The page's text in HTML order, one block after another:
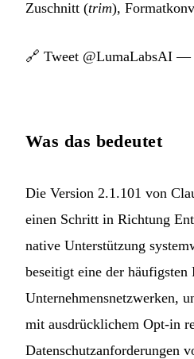
Zuschnitt (trim),
🔗 Tweet @LumaLabsAI —
Was das bedeutet
Die Version 2.1.101 von
einen Schritt in Richtung
native Unterstützung
beseitigt eine der häufigsten
Unternehmensnetzwerken,
mit ausdrücklichem Opt-in
Datenschutzanforderungen